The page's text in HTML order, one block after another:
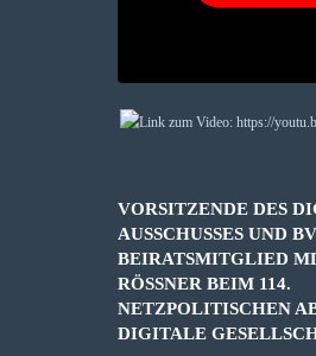
VORSITZENDE DES
AUSSCHUSSES UND
BEIRATSMITGLIED
RÖSSNER BEIM 114. N
ETZPOLITISCHEN
IGITALE